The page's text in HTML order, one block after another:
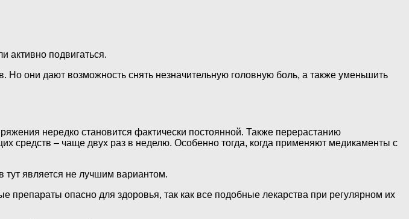
активно подвигаться.
они дают возможность снять незначительную головную боль, а также уменьшить
нередко становится фактически постоянной. Также перерастанию
средств – чаще двух раз в неделю. Особенно тогда, когда применяют медикаменты с
тут является не лучшим вариантом.
опасно для здоровья, так как все подобные лекарства при регулярном их